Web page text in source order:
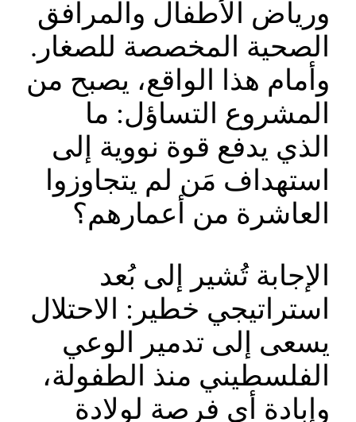
ورياض الأطفال والمرافق
الصحية المخصصة للصغار.
وأمام هذا الواقع، يصبح من
المشروع التساؤل: ما
الذي يدفع قوة نووية إلى
استهداف مَن لم يتجاوزوا
العاشرة من أعمارهم؟
الإجابة تُشير إلى بُعد
استراتيجي خطير: الاحتلال
يسعى إلى تدمير الوعي
الفلسطيني منذ الطفولة،
وإبادة أي فرصة لولادة